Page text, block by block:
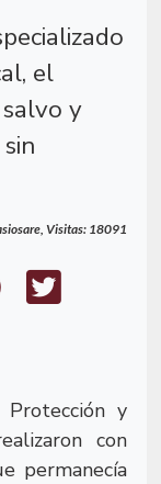
el
y
Visitas: 18091
y
con
permanecía